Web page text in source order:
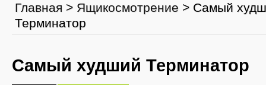
Главная > Ящикосмотрение > Самый
Терминатор
Самый худший Терминатор